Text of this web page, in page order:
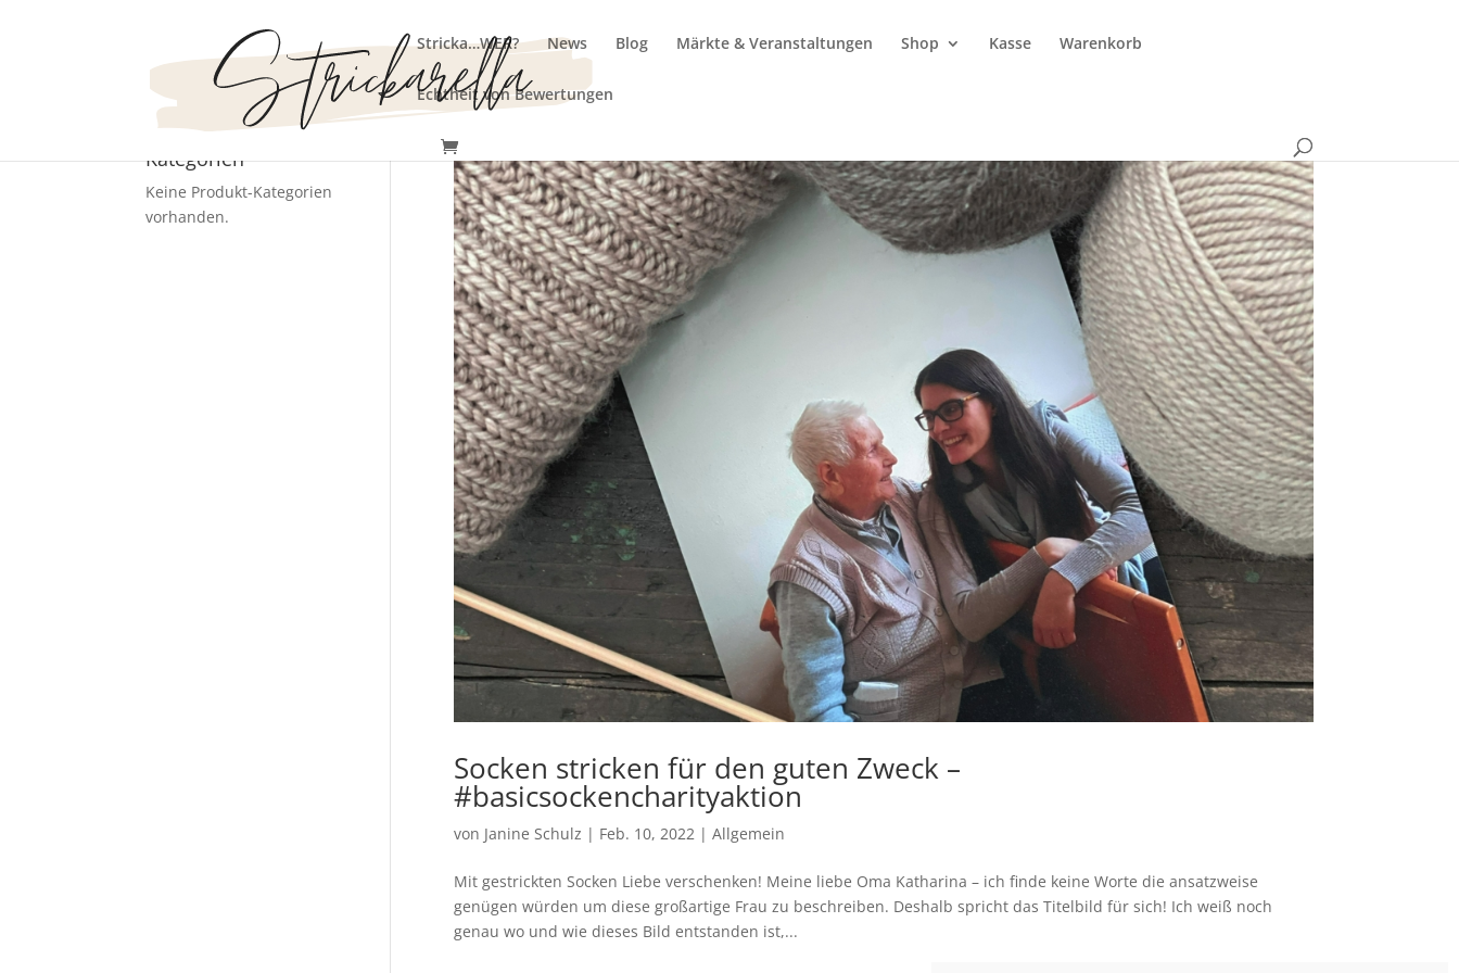
Stricka…WER? News Blog Märkte & Veranstaltungen Shop Kasse Warenkorb
Echtheit von Bewertungen
Socken stricken für den guten Zweck –
#basicsockencharityaktion
von Janine Schulz | Feb. 10, 2022| Allgemein
Mit gestrickten Socken Liebe verschenken! Meine liebe Oma Katharina – ich finde keine Worte die ansatzweise
genügen würden um diese großartige Frau zu beschreiben. Deshalb spricht das Titelbild für sich! Ich weiß noch
genau wo und wie dieses Bild entstanden ist,...
Kategorien
Keine Produkt-Kategorien
vorhanden.